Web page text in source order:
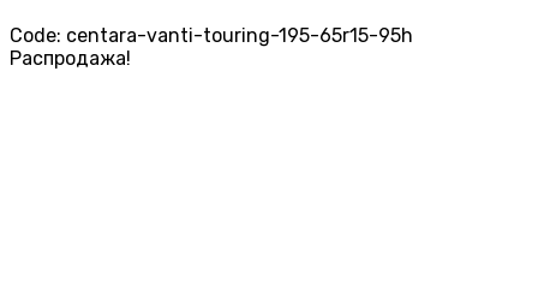
Code: centara-vanti-touring-195-65r15-95h
Распродажа!